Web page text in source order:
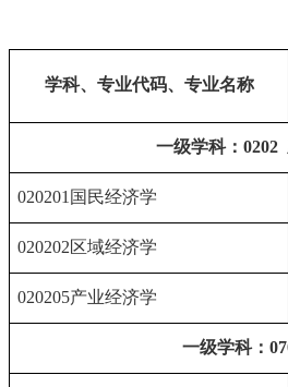
学科、专业代码、专业名称
一级学科：0202
020201国民经济学
020202区域经济学
020205产业经济学
一级学科：